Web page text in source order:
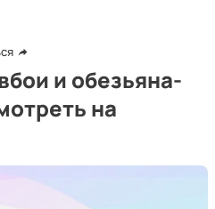
и обезьяна-
на